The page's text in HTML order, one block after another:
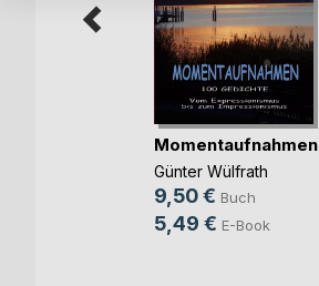
Momentaufnahmen
Günter Wülfrath
9,50 € Buch
5,49 € E-Book